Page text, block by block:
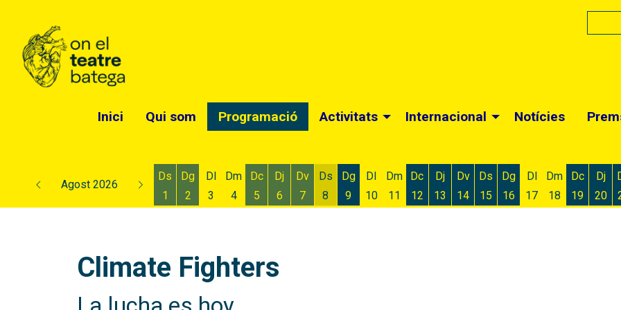
Inici Qui som Programació Activitats Internacional Notícies
Agost 2026
Ds
1
Dg
2
Dl
3
Dm
4
Dc
5
Dj
6
Dv
7
Ds
8
Dg
9
Dl
10
Dm
11
Dc
12
Dj
13
Dv
14
Ds
15
Dg
16
Dl
17
Dm
18
Dc
19
Dj
20
Climate Fighters